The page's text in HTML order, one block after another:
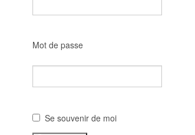
Mot de passe
Se souvenir de moi